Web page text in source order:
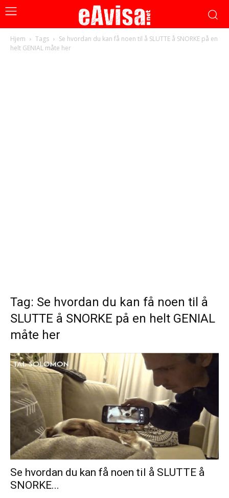
Hjem Tags
Se hvordan du kan få noen til å SLUTTE å SNORKE på en
helt GENIAL måte her
Tag: Se hvordan du kan få noen til å
SLUTTE å SNORKE på en helt GENIAL
måte her
Se hvordan du kan få noen til å SLUTTE å
SNORKE...